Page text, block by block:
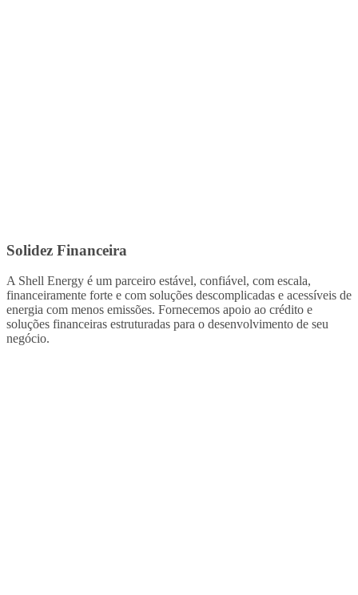
Solidez Financeira
A Shell Energy é um parceiro estável, confiável, com escala,
financeiramente forte e com soluções descomplicadas e acessíveis de
energia com menos emissões. Fornecemos apoio ao crédito e
soluções financeiras estruturadas para o desenvolvimento de seu
negócio.